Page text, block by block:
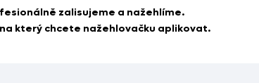
zalisujeme a nažehlíme.
který chcete nažehlovačku aplikovat.